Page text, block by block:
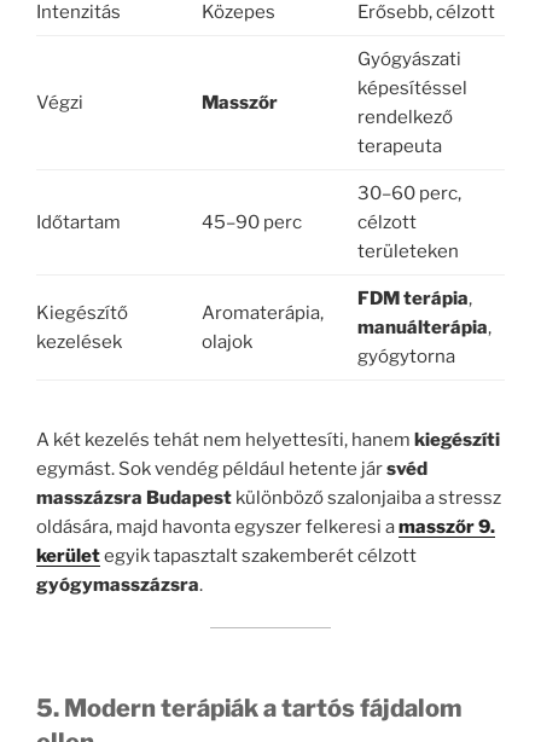
Intenzitás Közepes Erősebb, célzott
Végzi Masszőr
Gyógyászati
képesítéssel
rendelkező
terapeuta
Időtartam 45–90 perc
30–60 perc,
célzott
területeken
Kiegészítő
kezelések
Aromaterápia,
olajok
FDM terápia,
manuálterápia,
gyógytorna
A két kezelés tehát nem helyettesíti, hanem kiegészíti
egymást. Sok vendég például hetente jársvéd
masszázsra Budapest különböző szalonjaiba a stressz
oldására, majd havonta egyszer felkeresi amasszőr 9.
kerületegyik tapasztalt szakemberét célzott
gyógymasszázsra.
5. Modern terápiák a tartós fájdalom